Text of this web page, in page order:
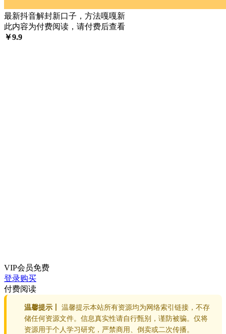
最新抖音解封新口子，方法嘎嘎新
此内容为付费阅读，请付费后查看
￥9.9
VIP会员免费
登录购买
付费阅读
温馨提示丨
温馨提示本站所有资源均为网络索引链接，不存
储任何资源文件。信息真实性请自行甄别，谨防被骗。仅将
资源用于个人学习研究，严禁商用、倒卖或二次传播。